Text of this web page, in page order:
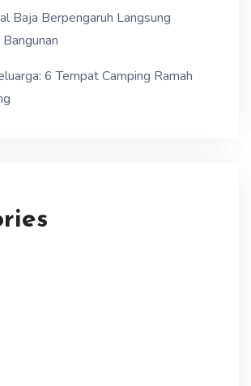
Baja Berpengaruh Langsung
6 Tempat Camping Ramah